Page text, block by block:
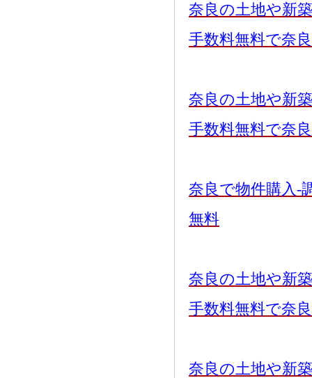
奈良の土地や新
手数料無料で奈
奈良の土地や新
手数料無料で奈
奈良で物件購入-
無料
奈良の土地や新
手数料無料で奈
奈良の土地や新